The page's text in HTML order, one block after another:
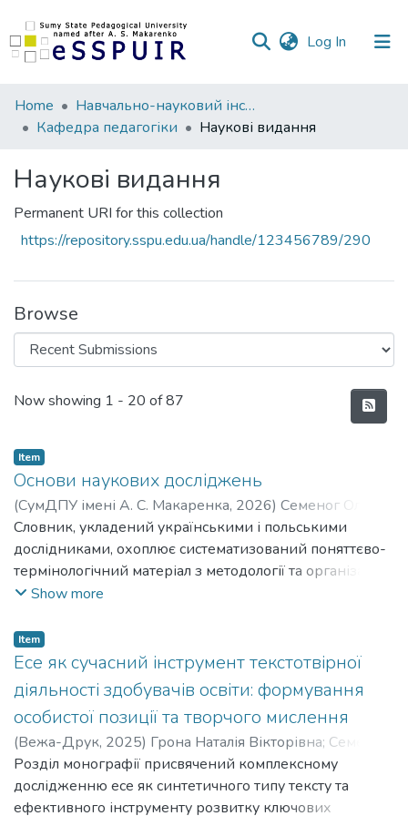
Log In (current)
Communities
&
All of DSpace
Statistics
Home
Навчально-науковий інститут педагогіки і психології
Кафедра педагогіки
Наукові видання
Наукові видання
Permanent URI for this collection
https://repository.sspu.edu.ua/handle/123456789/290
Browse
Recent Submissions
Now showing 1 - 20 of 87
Item
Основи наукових досліджень
(СумДПУ імені А. С. Макаренка, 2026) Семеног Олена
Миколаївна;Даріуш В. Скальскі;Лянной Юрій
Олегович;Semenoh Olena Mykolaivna;Dariush V. Skalski;
Liannoi Yurii Olehovych
Словник, укладений українськими і польськими
дослідниками, охоплює систематизований поняттєво-
термінологічний матеріал з методології та організації
науково-педагогічних досліджень. У виданні подано
науки, методологічних підходів, методів дослідження,
етапів підготовки дисертаційного проєкту, принципів
академічної доброчесності, організації емпіричного та
теоретичного пошуку. Особливу увагу приділено
методологічній культурі здобувача освіти, логіці
наукового дослідження, питанням доказовості,
валідності, наукової новизни та академічної етики.
Матеріали словника ґрунтуються на сучасних
українських і зарубіжних наукових джерелах,
Show more
Item
Есе як сучасний інструмент текстотвірної
діяльності здобувачів освіти: формування
особистої позиції та творчого мислення
(Вежа-Друк, 2025) Грона Наталія Вікторівна; Семеног
Олена Миколаївна ;Hrona Nataliia Viktorivna;Semenoh
Olena Mykolaivna
Розділ монографії присвячений комплексному
дослідженню есе як синтетичного типу тексту та
ефективного інструменту розвитку ключових